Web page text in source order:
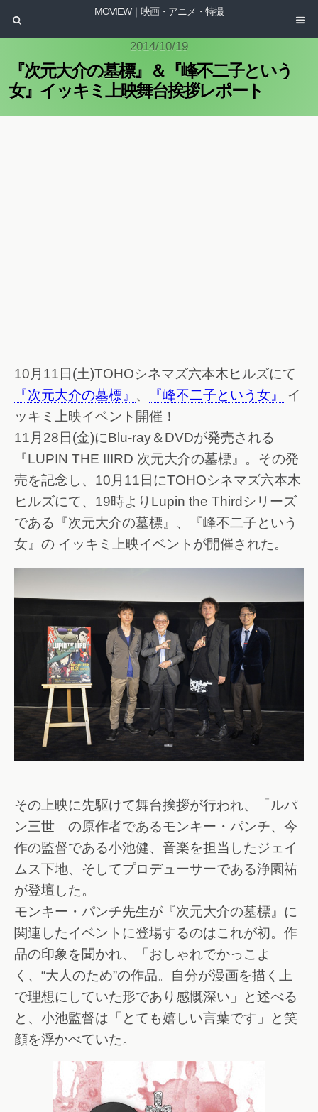
MOVIEW｜映画・アニメ・特撮
2014/10/19
『次元大介の墓標』＆『峰不二子という
女』イッキミ上映舞台挨拶レポート
10月11日(土)TOHOシネマズ六本木ヒルズにて
『次元大介の墓標』 、 『峰不二子という女』
イ
ッキミ上映イベント開催！
11月28日(金)にBlu-ray＆DVDが発売される
『LUPIN THE IIIRD 次元大介の墓標』。その発
売を記念し、10月11日にTOHOシネマズ六本木
ヒルズにて、19時よりLupin the Thirdシリーズ
である『次元大介の墓標』、『峰不二子という
女』の イッキミ上映イベントが開催された。
その上映に先駆けて舞台挨拶が行われ、「ルパ
ン三世」の原作者であるモンキー・パンチ、今
作の監督である小池健、音楽を担当したジェイ
ムス下地、そしてプロデューサーである浄園祐
が登壇した。
モンキー・パンチ先生が『次元大介の墓標』に
関連したイベントに登場するのはこれが初。作
品の印象を聞かれ、「おしゃれでかっこよ
く、“大人のため”の作品。自分が漫画を描く上
で理想にしていた形であり感慨深い」と述べる
と、小池監督は「とても嬉しい言葉です」と笑
顔を浮かべていた。